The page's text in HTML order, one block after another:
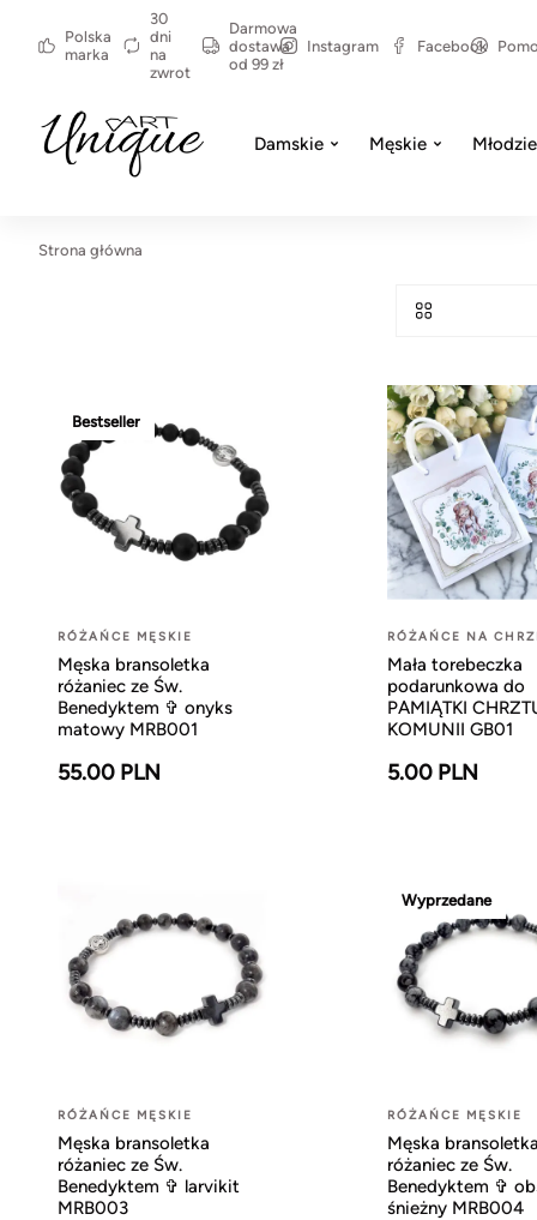
Polska
marka
30
dni
na
zwrot
Darmowa
dostawa
od 99 zł
Instagram Facebook
Damskie Męskie
Strona główna
Bestseller
RÓŻAŃCE MĘSKIE
Męska bransoletka
różaniec ze Św.
Benedyktem ✞ onyks
matowy MRB001
55.00 PLN
RÓŻAŃCE NA
Mała torebeczka
podarunkowa do
PAMIĄTKI
KOMUNII GB01
5.00 PLN
RÓŻAŃCE MĘSKIE
Męska bransoletka
różaniec ze Św.
Benedyktem ✞ larvikit
MRB003
Wyprzedane
RÓŻAŃCE MĘSKIE
Męska
różaniec ze Św.
Benedyktem ✞
śnieżny MRB004